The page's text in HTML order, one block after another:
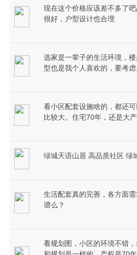
现在这个价格应该差不多了
很好，户型设计也合理
选家是一辈子的生活环境，
型也是我个人喜欢的，要考虑
看小区配套设施啥的，都还
比较大。住宅70年，还是大
绿城天语山居 高品质社区 绿
生活配套真的完善，各方面
谱么？
看规划图，小区的环境不错